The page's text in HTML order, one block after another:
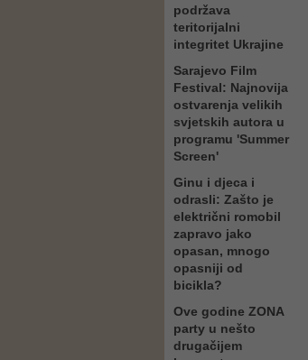
podržava
teritorijalni
integritet Ukrajine
Sarajevo Film
Festival: Najnovija
ostvarenja velikih
svjetskih autora u
programu 'Summer
Screen'
Ginu i djeca i
odrasli: Zašto je
električni romobil
zapravo jako
opasan, mnogo
opasniji od
bicikla?
Ove godine ZONA
party u nešto
drugačijem